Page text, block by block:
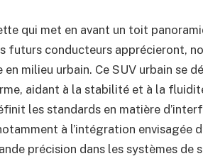
qui met en avant un toit
futurs conducteurs apprécieront,
en milieu urbain. Ce SUV urbain se
aidant à la stabilité et à la
les standards en matière
à l’intégration envisagée
précision dans les systèmes de